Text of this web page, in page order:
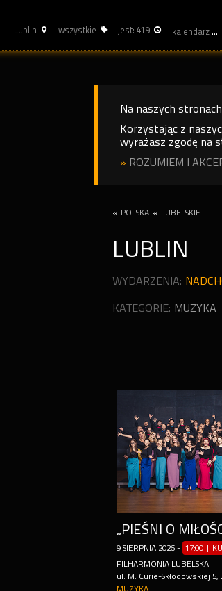
Lublin wszystkie jest: 419 kalendarz
Na naszych
Korzystając z
wyrażasz zgodę na
» ROZUMIEM I
« POLSKA « LUBELSKIE
LUBLIN
WYDARZENIA:
KATEGORIE: MUZYKA
9 SIERPNIA 2026 - 17:00 |
FILHARMONIA LUBELSKA
ul. M. Curie-Skłodowskiej 5,
MUZYKA